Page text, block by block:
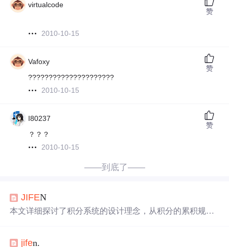
virtualcode
2010-10-15
赞
Vafoxy
?????????????????????
2010-10-15
赞
I80237
？？？
2010-10-15
赞
——到底了——
JIFEN
本文详细探讨了积分系统的设计理念，从积分的累积规则
生成、消耗流程，以及如何通过数据分析优化积分策略，
jifen.